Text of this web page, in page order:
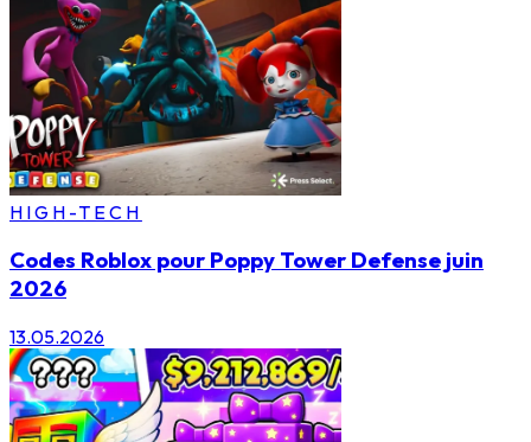
HIGH-TECH
Codes Roblox pour Poppy Tower Defense juin
2026
13.05.2026